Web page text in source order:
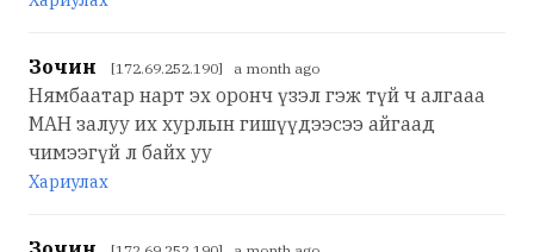
Зочин [172.69.252.190] a month ago
Нямбаатар нарт эх оронч үзэл гэж түй ч алгааа
МАН залуу их хурлын гишүүдээсээ айгаад
чимээгүй л байх уу
Хариулах